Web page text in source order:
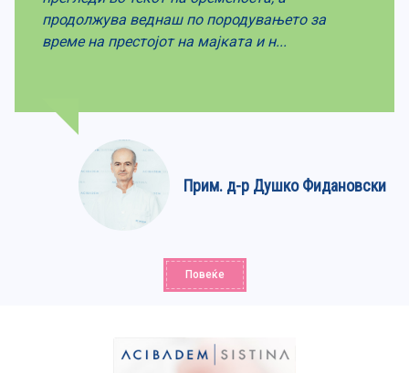
продолжува веднаш по породувањето за
време на престојот на мајката и н...
Прим. д-р Душко Фидановски
Повеќе